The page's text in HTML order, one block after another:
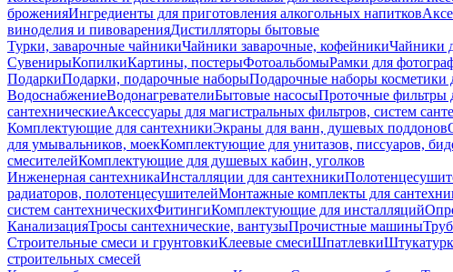
броженияИнгредиенты для приготовления алкогольных напитков
виноделия и пивоваренияДистилляторы бытовые
Турки, заварочные чайникиЧайники заварочные, кофейникиЧайники
СувенирыКопилкиКартины, постерыФотоальбомыРамки для
ПодаркиПодарки, подарочные наборыПодарочные наборы косметики
ВодоснабжениеВодонагревателиБытовые насосыПроточные фильтры
сантехническиеАксессуары для магистральных фильтров, систем
Комплектующие для сантехникиЭкраны для ванн, душевых поддонов
для умывальников, моекКомплектующие для унитазов, писсуаров,
смесителейКомплектующие для душевых кабин, уголков
Инженерная сантехникаИнсталляции для сантехники
радиаторов, полотенцесушителейМонтажные комплекты для
систем сантехническихФитингиКомплектующие для инсталляций
КанализацияТросы сантехнические, вантузыПрочистные машины
Строительные смеси и грунтовкиКлеевые смесиШпатлевки
строительных смесей